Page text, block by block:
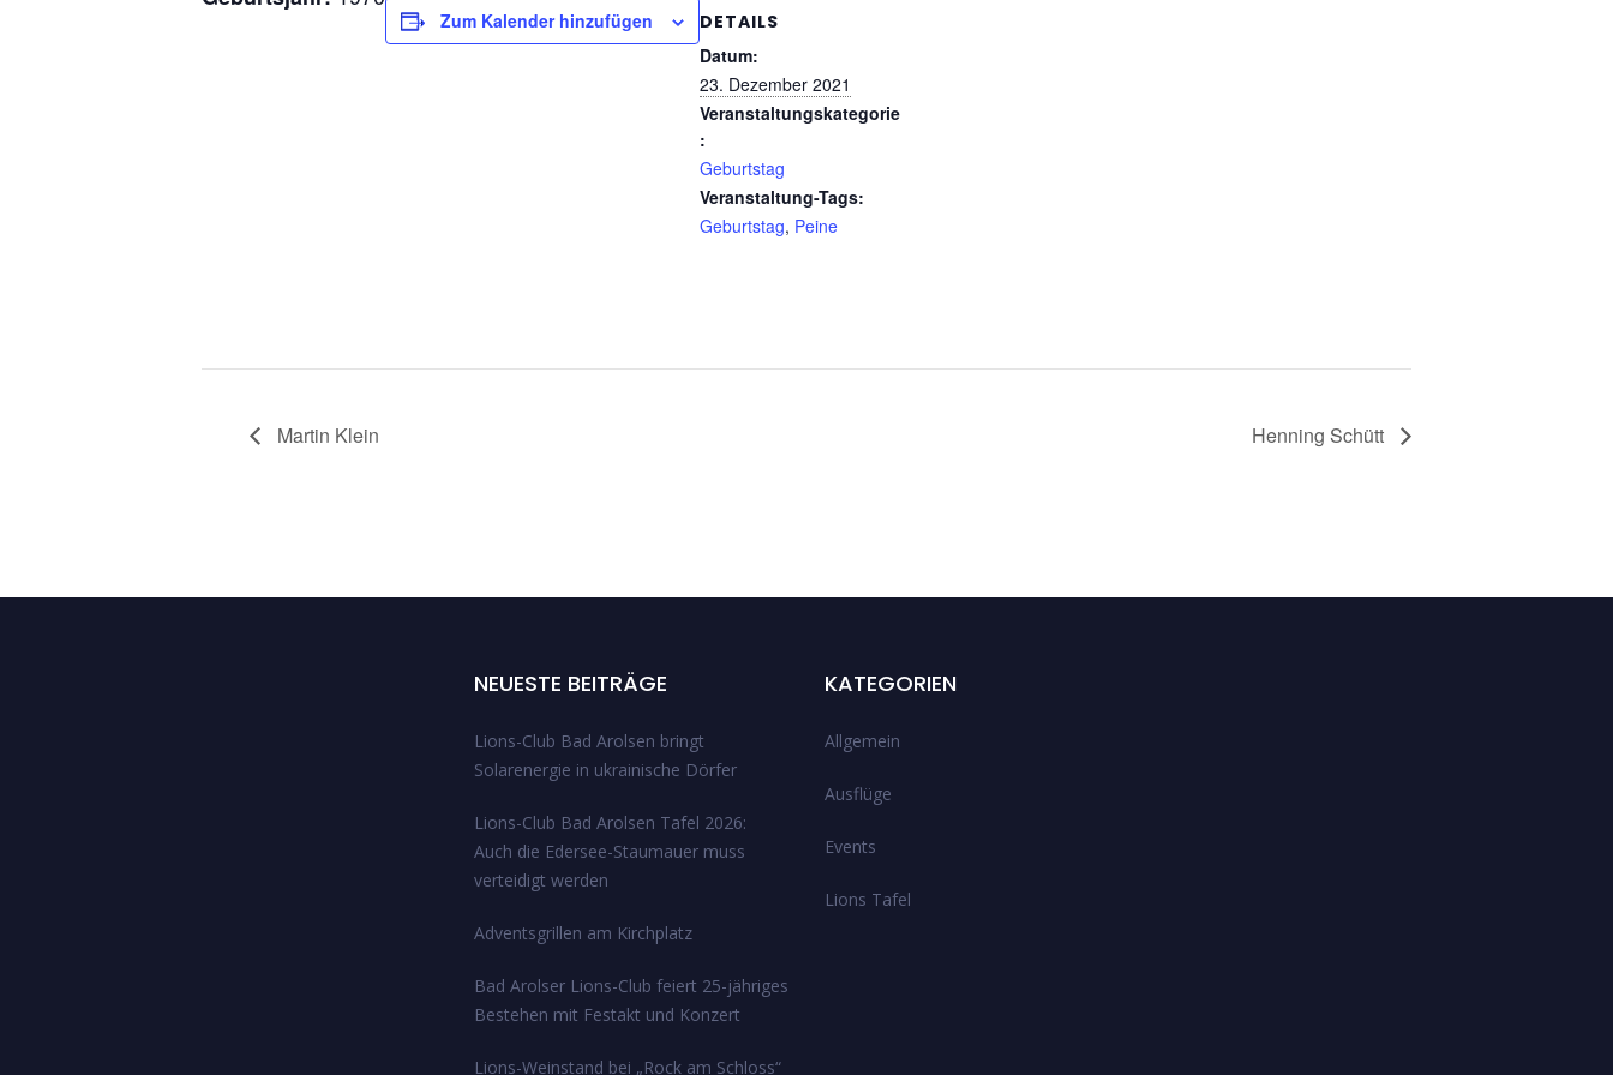
Zum Kalender hinzufügen
DETAILS
Datum:
23. Dezember 2021
Veranstaltungskategorie
:
Geburtstag
Veranstaltung-Tags:
Geburtstag, Peine
Martin Klein Henning Schütt
NEUESTE BEITRÄGE
Lions-Club Bad Arolsen bringt
Solarenergie in ukrainische Dörfer
Lions-Club Bad Arolsen Tafel 2026:
Auch die Edersee-Staumauer muss
verteidigt werden
Adventsgrillen am Kirchplatz
Bad Arolser Lions-Club feiert 25-jähriges
Bestehen mit Festakt und Konzert
Lions-Weinstand bei „Rock am Schloss“
KATEGORIEN
Allgemein
Ausflüge
Events
Lions Tafel